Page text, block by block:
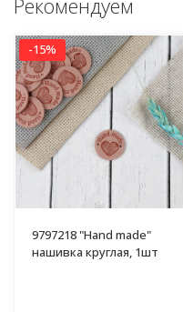
Рекомендуем
-15%
9797218 "Hand made"
нашивка круглая, 1шт